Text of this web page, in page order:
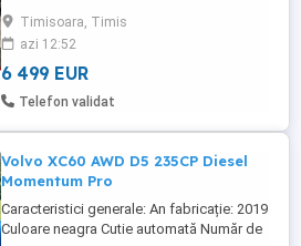
manuala 6+1 Navigatie 3 d tv dvd sd card
City safety ( franeaza singura ) Computer
bord Halogene ceata Bluetooth Aux in,
media in, ...
Timisoara, Timis
azi 12:52
6 499 EUR
Telefon validat
Volvo XC60 AWD D5 235CP Diesel
Momentum Pro
Caracteristici generale: An fabricație: 2019
Culoare neagra Cutie automată Număr de